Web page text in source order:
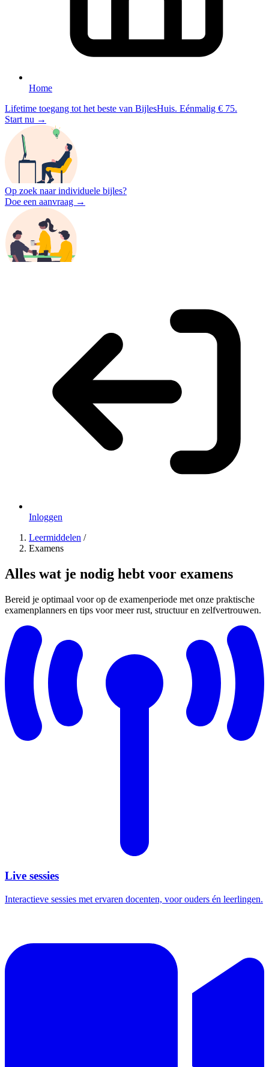
Home
Lifetime toegang tot het beste van BijlesHuis. Eénmalig € 75.
Start nu →
Op zoek naar individuele bijles?
Doe een aanvraag →
Inloggen
Leermiddelen /
Examens
Alles wat je nodig hebt voor examens
Bereid je optimaal voor op de examenperiode met onze praktische
examenplanners en tips voor meer rust, structuur en zelfvertrouwen.
Live sessies
Interactieve sessies met ervaren docenten, voor ouders én leerlingen.